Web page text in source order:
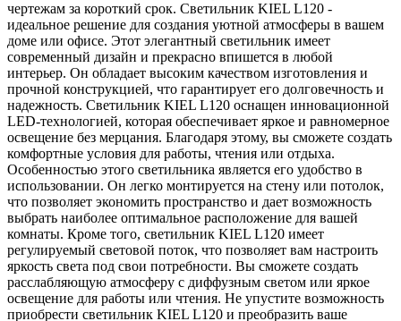
чертежам за короткий срок. Светильник KIEL L120 -
идеальное решение для создания уютной атмосферы в вашем
доме или офисе. Этот элегантный светильник имеет
современный дизайн и прекрасно впишется в любой
интерьер. Он обладает высоким качеством изготовления и
прочной конструкцией, что гарантирует его долговечность и
надежность. Светильник KIEL L120 оснащен инновационной
LED-технологией, которая обеспечивает яркое и равномерное
освещение без мерцания. Благодаря этому, вы сможете создать
комфортные условия для работы, чтения или отдыха.
Особенностью этого светильника является его удобство в
использовании. Он легко монтируется на стену или потолок,
что позволяет экономить пространство и дает возможность
выбрать наиболее оптимальное расположение для вашей
комнаты. Кроме того, светильник KIEL L120 имеет
регулируемый световой поток, что позволяет вам настроить
яркость света под свои потребности. Вы сможете создать
расслабляющую атмосферу с диффузным светом или яркое
освещение для работы или чтения. Не упустите возможность
приобрести светильник KIEL L120 и преобразить ваше